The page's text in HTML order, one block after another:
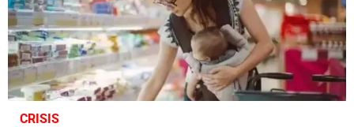
CRISIS